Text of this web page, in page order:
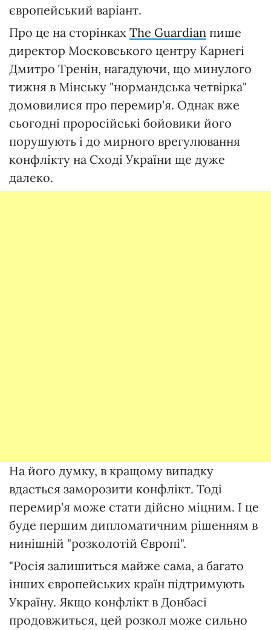
європейський варіант.
Про це на сторінках The Guardian пише
директор Московського центру Карнегі
Дмитро Тренін, нагадуючи, що минулого
тижня в Мінську "нормандська четвірка"
домовилися про перемир'я. Однак вже
сьогодні проросійські бойовики його
порушують і до мирного врегулювання
конфлікту на Сході України ще дуже
далеко.
На його думку, в кращому випадку
вдасться заморозити конфлікт. Тоді
перемир'я може стати дійсно міцним. І це
буде першим дипломатичним рішенням в
нинішній "розколотій Європі".
"Росія залишиться майже сама, а багато
інших європейських країн підтримують
Україну. Якщо конфлікт в Донбасі
продовжиться, цей розкол може сильно